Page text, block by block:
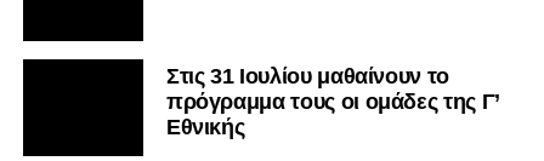
Στις 31 Ιουλίου μαθαίνουν το
πρόγραμμα τους οι ομάδες της Γ’
Εθνικής